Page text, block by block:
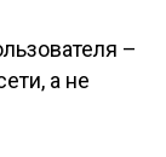
–
а не